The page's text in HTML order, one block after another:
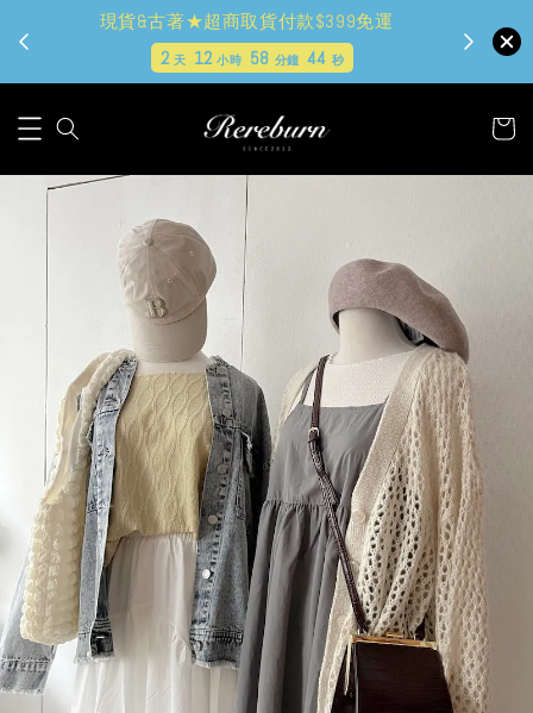
現貨&古著★超商取貨付款$399免運
2天 12小時 58 分鐘 44 秒